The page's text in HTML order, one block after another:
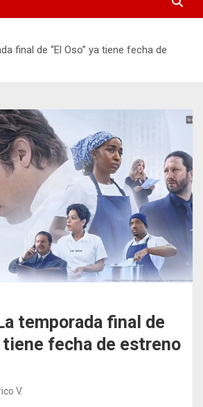
final de “El Oso” ya tiene fecha de
temporada final de
tiene fecha de estreno
V.